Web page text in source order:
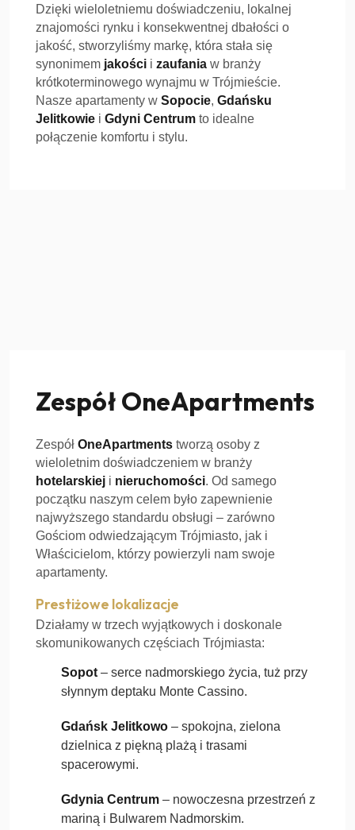
Dzięki wieloletniemu doświadczeniu, lokalnej
znajomości rynku i konsekwentnej dbałości o
jakość, stworzyliśmy markę, która stała się
synonimem jakości izaufania w branży
krótkoterminowego wynajmu w Trójmieście.
Nasze apartamenty wSopocie,Gdańsku
Jelitkowie iGdyni Centrum to idealne
połączenie komfortu i stylu.
Kim jesteśmy
Zespół OneApartments
ZespółOneApartments tworzą osoby z
wieloletnim doświadczeniem w branży
hotelarskiej i nieruchomości. Od samego
początku naszym celem było zapewnienie
najwyższego standardu obsługi – zarówno
Gościom odwiedzającym Trójmiasto, jak i
Właścicielom, którzy powierzyli nam swoje
apartamenty.
Prestiżowe lokalizacje
Działamy w trzech wyjątkowych i doskonale
skomunikowanych częściach Trójmiasta:
Sopot – serce nadmorskiego życia, tuż przy
słynnym deptaku Monte Cassino.
Gdańsk Jelitkowo – spokojna, zielona
dzielnica z piękną plażą i trasami
spacerowymi.
Gdynia Centrum – nowoczesna przestrzeń z
mariną i Bulwarem Nadmorskim.